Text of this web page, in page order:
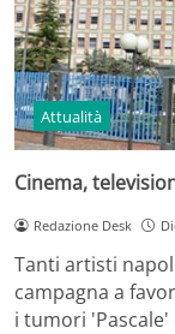
Attualità
Cinema,
Redazione Desk
Tanti artisti
campagna a
i tumori 'Pascale'